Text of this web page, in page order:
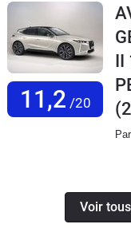
11,2 /20
II
Par
Voir